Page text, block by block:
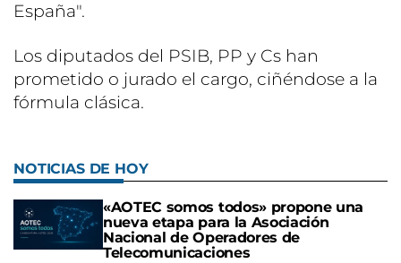
España".
Los diputados del PSIB, PP y Cs han
prometido o jurado el cargo, ciñéndose a la
fórmula clásica.
NOTICIAS DE HOY
«AOTEC somos todos» propone una
nueva etapa para la Asociación
Nacional de Operadores de
Telecomunicaciones